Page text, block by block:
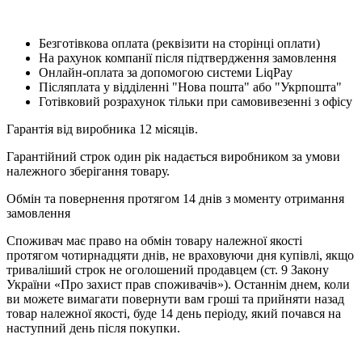
Безготівкова оплата (реквізити на сторінці оплати)
На рахунок компанії після підтвердження замовлення
Онлайн-оплата за допомогою системи LiqPay
Післяплата у відділенні "Нова пошта" або "Укрпошта"
Готівковий розрахунок тільки при самовивезенні з офісу
Гарантія від виробника 12 місяців.
Гарантійний строк один рік надається виробником за умови
належного зберігання товару.
Обмін та повернення протягом 14 днів з моменту отримання
замовлення
Споживач має право на обмін товару належної якості
протягом чотирнадцяти днів, не враховуючи дня купівлі, якщо
триваліший строк не оголошений продавцем (ст. 9 Закону
України «Про захист прав споживачів»). Останнім днем, коли
ви можете вимагати повернути вам гроші та прийняти назад
товар належної якості, буде 14 день періоду, який почався на
наступний день після покупки.